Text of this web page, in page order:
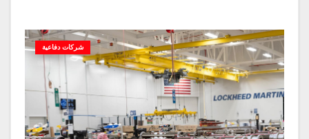
شركات دفاعية